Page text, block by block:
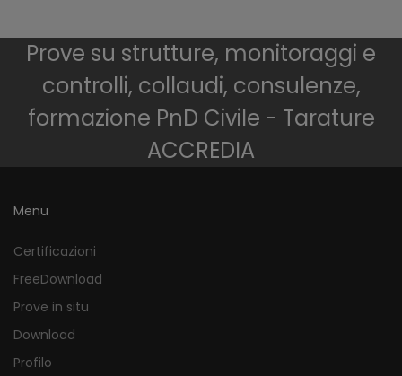
Prove su strutture, monitoraggi e
controlli, collaudi, consulenze,
formazione PnD Civile - Tarature
ACCREDIA
Menu
Certificazioni
FreeDownload
Prove in situ
Download
Profilo